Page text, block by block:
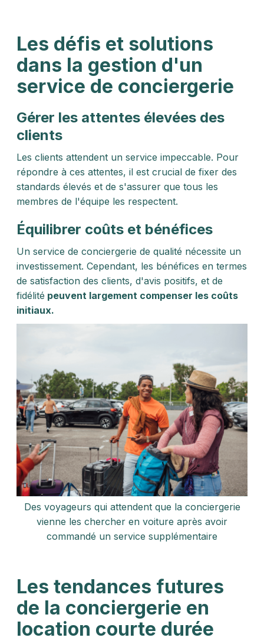
Les défis et solutions
dans la gestion d'un
service de conciergerie
Gérer les attentes élevées des
clients
Les clients attendent un service impeccable. Pour
répondre à ces attentes, il est crucial de fixer des
standards élevés et de s'assurer que tous les
membres de l'équipe les respectent.
Équilibrer coûts et bénéfices
Un service de conciergerie de qualité nécessite un
investissement. Cependant, les bénéfices en termes
de satisfaction des clients, d'avis positifs, et de
fidélité peuvent largement compenser les coûts
initiaux.
Des voyageurs qui attendent que la conciergerie
vienne les chercher en voiture après avoir
commandé un service supplémentaire
Les tendances futures
de la conciergerie en
location courte durée